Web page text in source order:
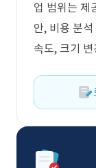
업 범위는 제
안, 비용 분
속도, 크기